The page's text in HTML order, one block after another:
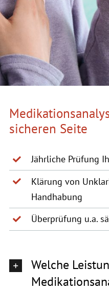
sicheren Seite
Jährliche Prüfung
Klärung von
Handhabung
Überprüfung u.a.
Welche